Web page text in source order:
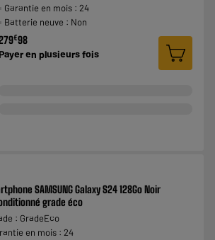
Garantie en mois : 24
Batterie neuve : Non
€98
en plusieurs fois
SAMSUNG Galaxy S24 128Go Noir
grade éco
: GradeEco
en mois : 24